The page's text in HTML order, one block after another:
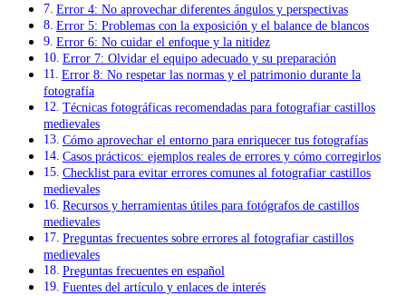
Error 4: No aprovechar diferentes ángulos y perspectivas
Error 5: Problemas con la exposición y el balance de blancos
Error 6: No cuidar el enfoque y la nitidez
Error 7: Olvidar el equipo adecuado y su preparación
Error 8: No respetar las normas y el patrimonio durante la
fotografía
Técnicas fotográficas recomendadas para fotografiar castillos
medievales
Cómo aprovechar el entorno para enriquecer tus fotografías
Casos prácticos: ejemplos reales de errores y cómo corregirlos
Checklist para evitar errores comunes al fotografiar castillos
medievales
Recursos y herramientas útiles para fotógrafos de castillos
medievales
Preguntas frecuentes sobre errores al fotografiar castillos
medievales
Preguntas frecuentes en español
Fuentes del artículo y enlaces de interés